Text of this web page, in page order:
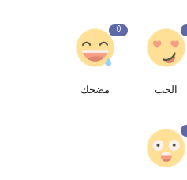
الحب
0
مضحك